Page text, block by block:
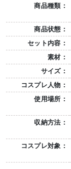
商品種類：
商品状態：
セット内容：
素材：
サイズ：
コスプレ人物：
使用場所：
収納方法：
コスプレ対象：